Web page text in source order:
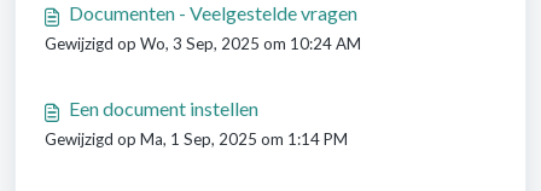
Documenten - Veelgestelde vragen
Gewijzigd op Wo, 3 Sep, 2025 om 10:24 AM
Een document instellen
Gewijzigd op Ma, 1 Sep, 2025 om 1:14 PM